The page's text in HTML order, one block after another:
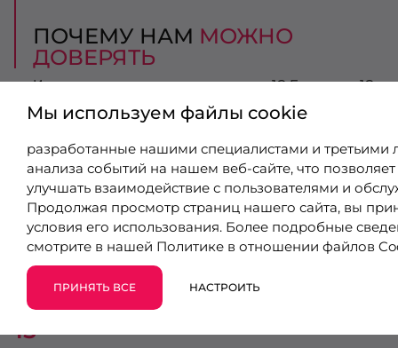
15
ПОЧЕМУ НАМ МОЖНО
ДОВЕРЯТЬ
Интеграция интернет-магазина на 1С-Битрикс с 1С –
продуктами для обмена данными. Правильно
настроенная интеграция позволяет выгружать на
сайт товары и цены как в ручном, так и
автоматическом режиме, а также получать в 1С
заказы с сайта и их статусы.
Наши специалисты обладают официальной
компетенцией в вопросе «Интеграция сайта с 1С».
Получение компетенции означает, что компания-
партнер имеет в наличии сертифицированных
специалистов, обладающих необходимой
квалификацией для разработки интернет-
решений, интегрированных с продуктами «1С», а
также имеет подтвержденные успешные примеры
Мы используем файлы cookie
разработанные нашими специалистами и третьими
анализа событий на нашем веб-сайте, что
улучшать взаимодействие с пользователями и
Продолжая просмотр страниц нашего сайта, вы
условия его использования. Более подробные
смотрите в нашей Политике в отношении файлов
ПРИНЯТЬ ВСЕ НАСТРОИТЬ